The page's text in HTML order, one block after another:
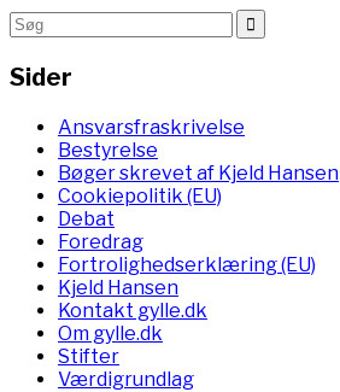
Sider
Ansvarsfraskrivelse
Bestyrelse
Bøger skrevet af Kjeld Hansen
Cookiepolitik (EU)
Debat
Foredrag
Fortrolighedserklæring (EU)
Kjeld Hansen
Kontakt gylle.dk
Om gylle.dk
Stifter
Værdigrundlag